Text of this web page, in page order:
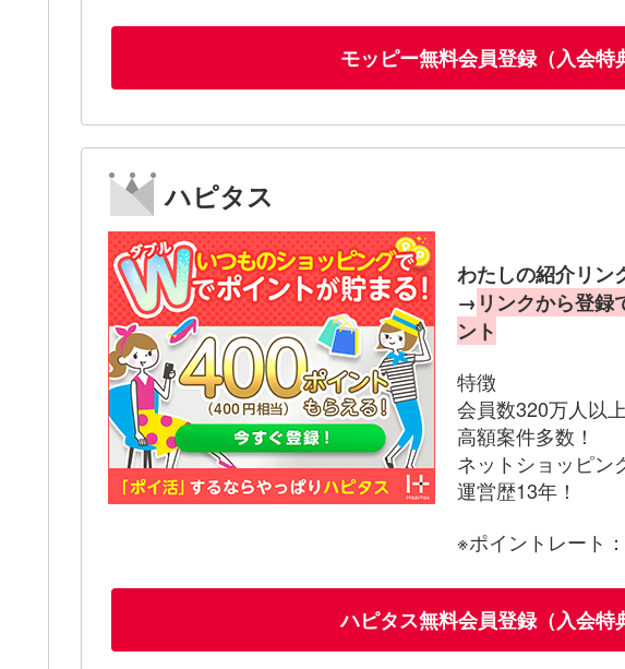
モッピー無料会員登録（入会特
ハピタス
わたしの紹介リン
→ リンクから登
ント
特徴
会員数320万人以上
高額案件多数！
ネットショッピン
運営歴13年！
※ポイントレート
ハピタス無料会員登録（入会特